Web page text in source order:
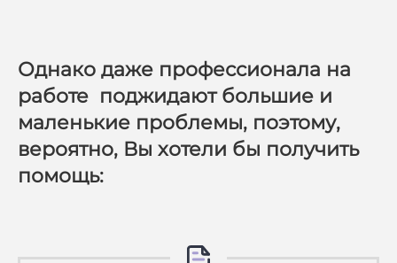
Однако даже профессионала на
работе поджидают большие и
маленькие проблемы, поэтому,
вероятно, Вы хотели бы получить
помощь: